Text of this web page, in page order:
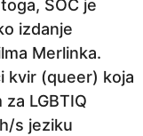
SOC je
izdanje
Merlinka.
kvir (queer) koja
LGBTIQ
s jeziku